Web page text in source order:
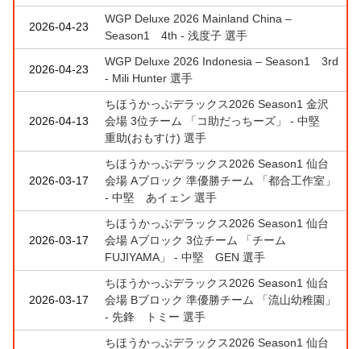
2026-04-23
WGP Deluxe 2026 Mainland China –
Season1 4th - 浅度子 選手
2026-04-23
WGP Deluxe 2026 Indonesia – Season1 3rd
- Mili Hunter 選手
2026-04-13
ちほうかっぷデラックス2026 Season1 金沢
会場 3位チーム 「コ助だっちーズ」 - 中堅
重助(おもすけ) 選手
2026-03-17
ちほうかっぷデラックス2026 Season1 仙台
会場 Aブロック 準優勝チーム 「都合工作室」
- 中堅 あイェン 選手
2026-03-17
ちほうかっぷデラックス2026 Season1 仙台
会場 Aブロック 3位チーム 「チーム
FUJIYAMA」 - 中堅 GEN 選手
2026-03-17
ちほうかっぷデラックス2026 Season1 仙台
会場 Bブロック 準優勝チーム 「流山幼稚園」
- 先鋒 トミー 選手
ちほうかっぷデラックス2026 Season1 仙台